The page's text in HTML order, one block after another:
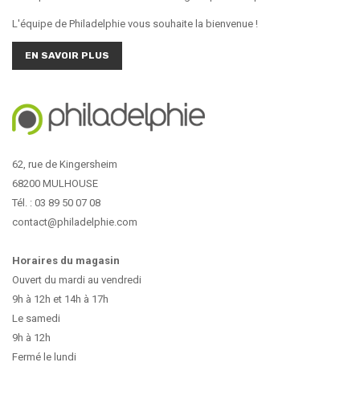
L'équipe de Philadelphie vous souhaite la bienvenue !
EN SAVOIR PLUS
62, rue de Kingersheim
68200 MULHOUSE
Tél. : 03 89 50 07 08
contact@philadelphie.com
Horaires du magasin
Ouvert du mardi au vendredi
9h à 12h et 14h à 17h
Le samedi
9h à 12h
Fermé le lundi